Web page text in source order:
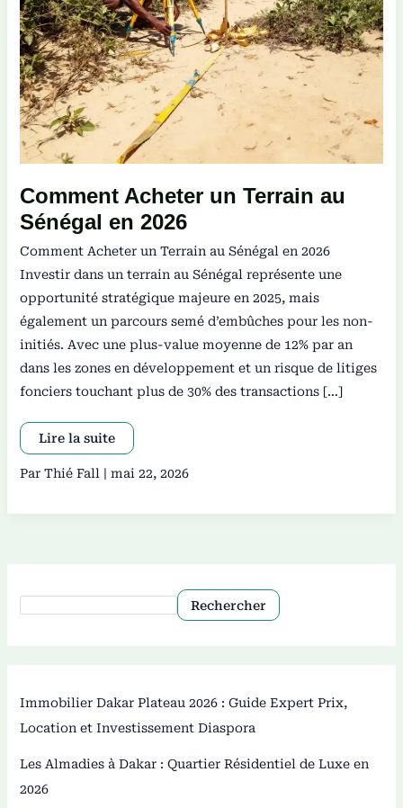
Comment Acheter un Terrain au
Sénégal en 2026
Comment Acheter un Terrain au Sénégal en 2026
Investir dans un terrain au Sénégal représente une
opportunité stratégique majeure en 2025, mais
également un parcours semé d’embûches pour les non-
initiés. Avec une plus-value moyenne de 12% par an
dans les zones en développement et un risque de litiges
fonciers touchant plus de 30% des transactions […]
Lire la suite
Par Thié Fall | mai 22, 2026
Rechercher
Immobilier Dakar Plateau 2026 : Guide Expert Prix,
Location et Investissement Diaspora
Les Almadies à Dakar : Quartier Résidentiel de Luxe en
2026